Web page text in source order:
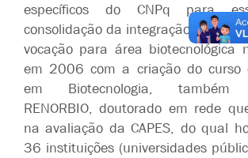
específicos do CNPq para
consolidação da integração de
vocação para área biotecnológica
em 2006 com a criação do curso
em Biotecnologia, também
RENORBIO, doutorado em rede
na avaliação da CAPES, do qual
36 instituições (universidades